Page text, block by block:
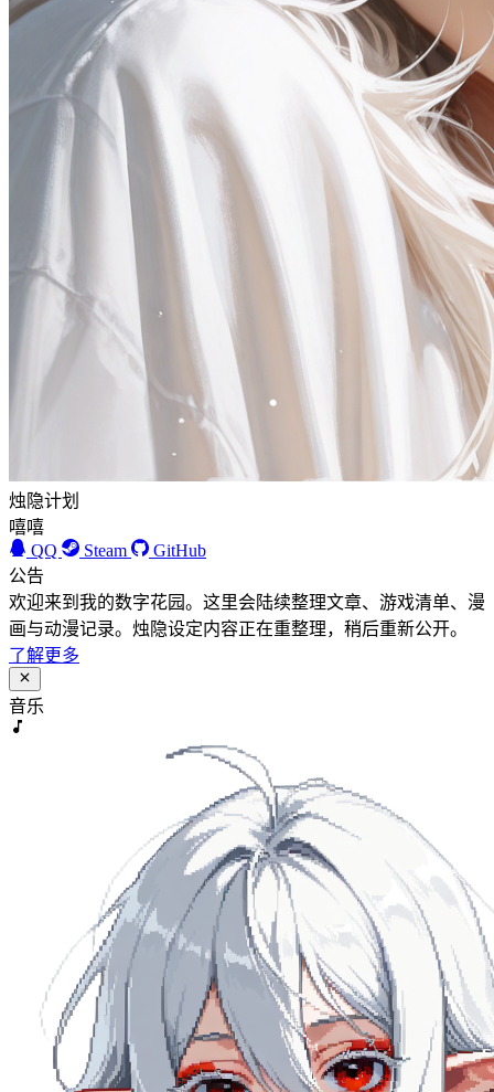
烛隐计划
嘻嘻
QQ
Steam
GitHub
公告
欢迎来到我的数字花园。这里会陆续整理文章、游戏清单、漫
画与动漫记录。烛隐设定内容正在重整理，稍后重新公开。
了解更多
音乐